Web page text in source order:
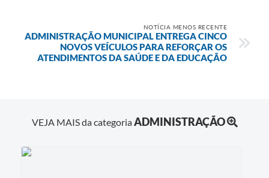
NOTÍCIA MENOS RECENTE
ADMINISTRAÇÃO MUNICIPAL ENTREGA CINCO
NOVOS VEÍCULOS PARA REFORÇAR OS
ATENDIMENTOS DA SAÚDE E DA EDUCAÇÃO
VEJA MAIS da categoriaADMINISTRAÇÃO